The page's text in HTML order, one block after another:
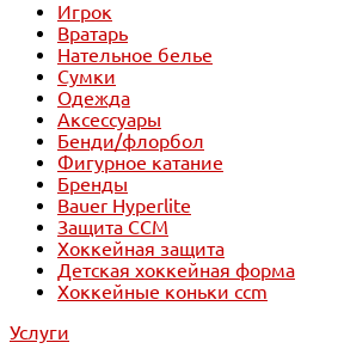
Игрок
Вратарь
Нательное белье
Сумки
Одежда
Аксессуары
Бенди/флорбол
Фигурное катание
Бренды
Bauer Hyperlite
Защита CCM
Хоккейная защита
Детская хоккейная форма
Хоккейные коньки ccm
Услуги